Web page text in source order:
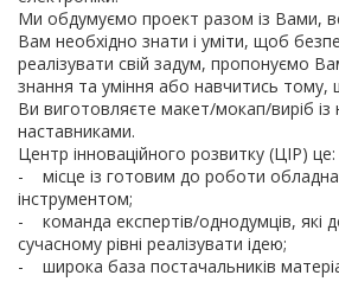
Ми обдумуємо проект разом із Вами,
Вам необхідно знати і уміти, щоб
реалізувати свій задум, пропонуємо
знання та уміння або навчитись
Ви виготовляєте макет/мокап/виріб
наставниками.
Центр інноваційного розвитку (ЦІР) це:
- місце із готовим до роботи
інструментом;
- команда експертів/однодумців, які
сучасному рівні реалізувати ідею;
- широка база постачальників